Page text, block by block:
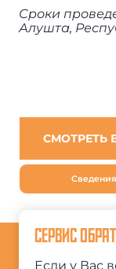
Сроки
Алушта,
СМОТРЕТЬ
СЕРВИС
Если у Вас